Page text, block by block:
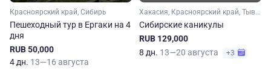
Красноярский край, Сибирь
Пешеходный тур в Ергаки на 4
дня
RUB 50,000
4 дн. 13—16 августа
Хакасия, Красноярский край, Тыва (Тува), Сибирь
Сибирские каникулы
RUB 129,000
8 дн. 13—20 августа +3